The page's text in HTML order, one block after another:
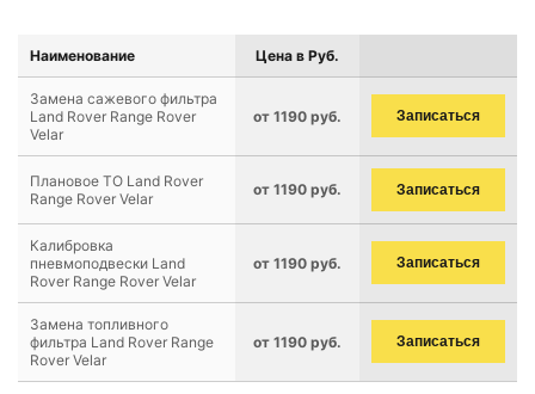
Наименование Цена в Руб.
Замена сажевого фильтра
Land Rover Range Rover
Velar
от 1190 руб. Записаться
Плановое ТО Land Rover
Range Rover Velar
от 1190 руб. Записаться
Калибровка
пневмоподвески Land
Rover Range Rover Velar
от 1190 руб. Записаться
Замена топливного
фильтра Land Rover Range
Rover Velar
от 1190 руб. Записаться